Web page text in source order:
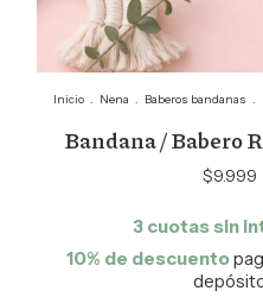
Inicio . Nena . Baberos bandanas .
Bandana / Babero
$9.999
3 cuotas sin
10% de descuento